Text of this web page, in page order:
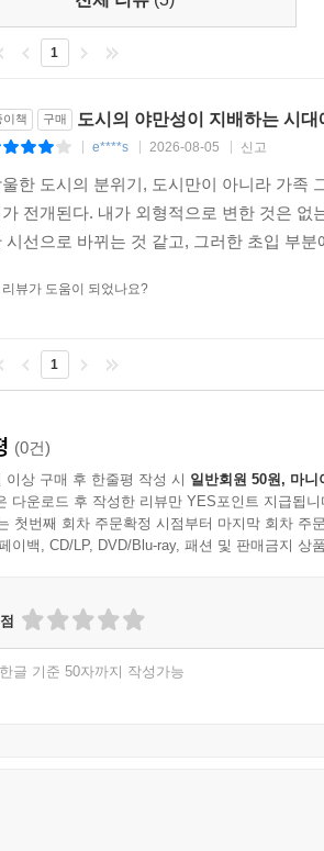
이 대립하며 폭발과 총격이 일상화된 마을
긁는 듯 은밀하고 불쾌한 긴장에 휩싸인
가든 불쑥불쑥 나타난다. 그렇다고 신체
친했던 가장 오래된 친구’와 ‘어쩌면 남
다. 소문은 걷잡을 수 없이 부풀어가고, 그
매일같이 벌어지는 세계에서, 눈에 보이지
은 누구인가? 가장 안전해야 할 자신의 동
는 도시의 이름 없는 인물들
은 과감한 형식적 실험으로 소설의 경계
서로 대립하는 세력인 ‘국가 수호자’
년대 후반부터 1990년대까지 이 두 조
명이 사망하고 47,500명 이상이 부상하
제가 없다. 이 소설의 모든 인물과 장소가
』나 마거릿 애트우드의 『시녀 이야기
니스탄, 최근의 미투운동까지 떠오른다”
는 방식으로 문장 전체가 과거시제로 쓰였
다. 시답잖은 이유들로 욕을 먹어본 한국
이야기를 하는 소녀, 그 소녀의 목소리로
1
이책 구매 도시의 야만성이 지배하는 시
e****s 2026-08-05 신고
울한 도시의 분위기, 도시만이 아니라 가족
가 전개된다. 내가 외형적으로 변한 것은
시선으로 바뀌는 것 같고, 그러한 초입 부
리뷰가 도움이 되었나요?
1
(0건)
이상 구매 후 한줄평 작성 시 일반회원 50원, 마니
다운로드 후 작성한 리뷰만 YES포인트 지급됩니
첫번째 회차 주문확정 시점부터 마지막 회차 주
이백, CD/LP, DVD/Blu-ray, 패션 및 판매금지 상
한글 기준 50자까지 작성가능